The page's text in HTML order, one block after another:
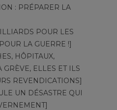
: PRÉPARER LA
POUR LES
LA GUERRE !]
HÔPITAUX,
GRÈVE, ELLES ET ILS
REVENDICATIONS]
UN DÉSASTRE QUI